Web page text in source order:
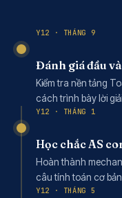
Y12 · THÁNG 9
Đánh giá đầu
Kiểm tra nền tảng
cách trình bày lời
Y12 · THÁNG 1
Học chắc AS
Hoàn thành
câu tính toán cơ
Y12 · THÁNG 5